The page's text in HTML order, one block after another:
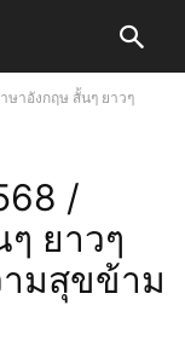
ษาอังกฤษ สั้นๆ ยาวๆ
/
ยาวๆ
มสุขข้าม